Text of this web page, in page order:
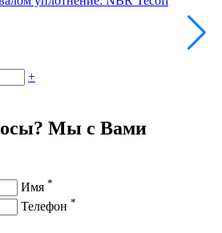
+
Мы с Вами
Имя *
Телефон *